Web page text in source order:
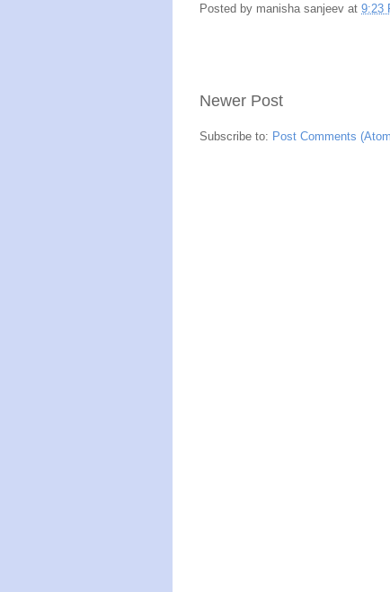
Posted by manisha sanjeev at 9:23
Newer Post
Subscribe to: Post Comments